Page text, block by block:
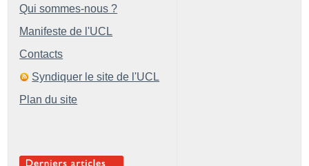
Qui sommes-nous ?
Manifeste de l'UCL
Contacts
Syndiquer le site de l'UCL
Plan du site